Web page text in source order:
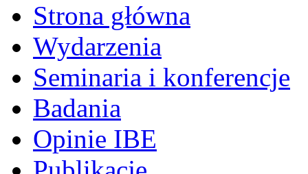
Strona główna
Wydarzenia
Seminaria i konferencje
Badania
Opinie IBE